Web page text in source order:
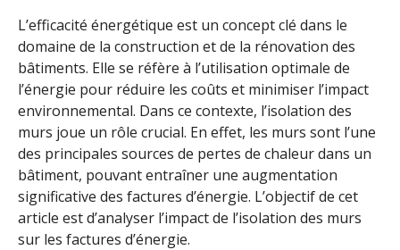
L’efficacité énergétique est un concept clé dans le
domaine de la construction et de la rénovation des
bâtiments. Elle se réfère à l’utilisation optimale de
l’énergie pour réduire les coûts et minimiser l’impact
environnemental. Dans ce contexte, l’isolation des
murs joue un rôle crucial. En effet, les murs sont l’une
des principales sources de pertes de chaleur dans un
bâtiment, pouvant entraîner une augmentation
significative des factures d’énergie. L’objectif de cet
article est d’analyser l’impact de l’isolation des murs
sur les factures d’énergie.